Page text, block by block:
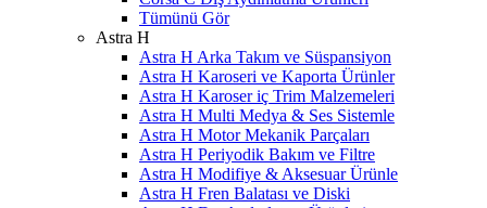
Tümünü Gör
Astra H
Astra H Arka Takım ve Süspansiyon
Astra H Karoseri ve Kaporta Ürünler
Astra H Karoser iç Trim Malzemeleri
Astra H Multi Medya & Ses Sistemle
Astra H Motor Mekanik Parçaları
Astra H Periyodik Bakım ve Filtre
Astra H Modifiye & Aksesuar Ürünle
Astra H Fren Balatası ve Diski